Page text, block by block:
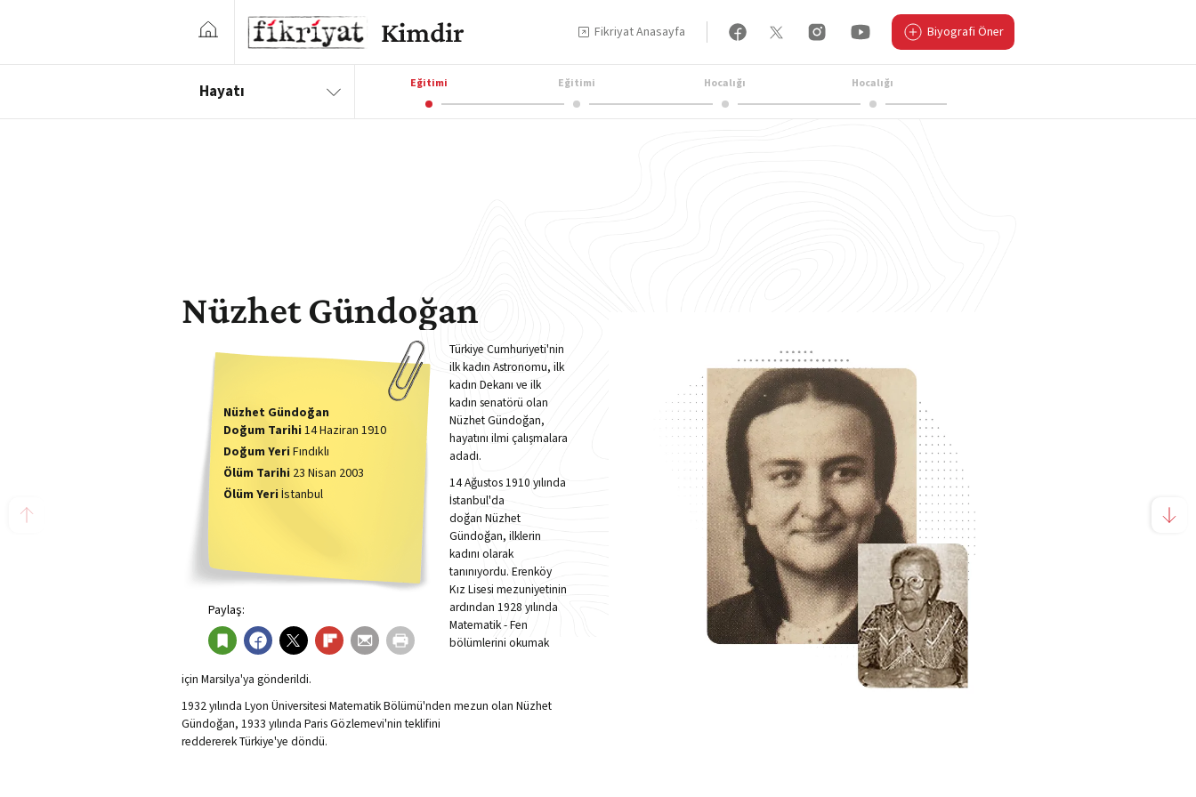
Fikriyat Anasayfa Biyografi Öner
Hayatı Eğitimi Eğitimi Hocalığı Hocalığı
Nüzhet Gündoğan
Nüzhet Gündoğan
Doğum Tarihi 14 Haziran 1910
Doğum Yeri Fındıklı
Ölüm Tarihi 23 Nisan 2003
Ölüm Yeri İstanbul
Paylaş:
Türkiye Cumhuriyeti'nin
ilk kadın Astronomu, ilk
kadın Dekanı ve ilk
kadın senatörü olan
Nüzhet Gündoğan,
hayatını ilmi çalışmalara
adadı.
14 Ağustos 1910 yılında
İstanbul'da
doğan Nüzhet
Gündoğan, ilklerin
kadını olarak
tanınıyordu. Erenköy
Kız Lisesi mezuniyetinin
ardından 1928 yılında
Matematik - Fen
bölümlerini okumak
için Marsilya'ya gönderildi.
1932 yılında Lyon Üniversitesi Matematik Bölümü'nden mezun olan Nüzhet
Gündoğan, 1933 yılında Paris Gözlemevi'nin teklifini
reddererekTürkiye'ye döndü.